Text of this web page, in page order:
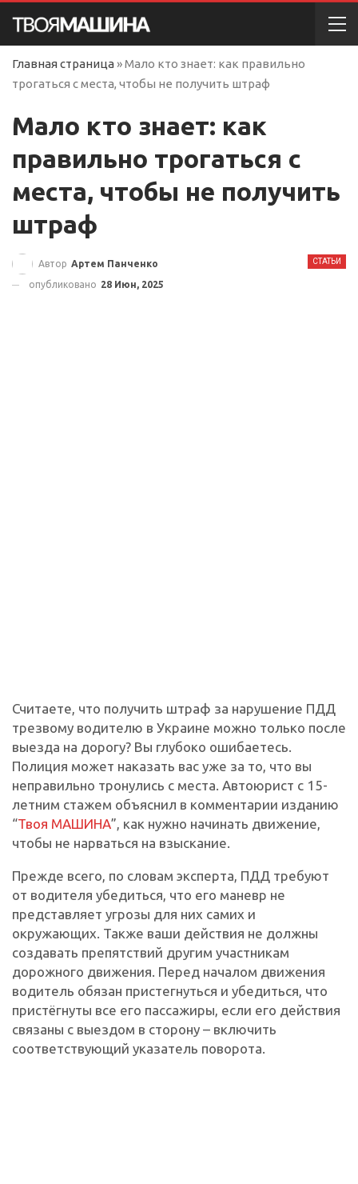
Главная страница »Мало кто знает: как правильно
трогаться с места, чтобы не получить штраф
Мало кто знает: как
правильно трогаться с
места, чтобы не получить
штраф
СТАТЬИ
Автор Артем Панченко
опубликовано 28 Июн, 2025
Считаете, что получить штраф за нарушение ПДД
трезвому водителю в Украине можно только после
выезда на дорогу? Вы глубоко ошибаетесь.
Полиция может наказать вас уже за то, что вы
неправильно тронулись с места. Автоюрист с 15-
летним стажем объяснил в комментарии изданию
“Твоя МАШИНА”, как нужно начинать движение,
чтобы не нарваться на взыскание.
Прежде всего, по словам эксперта, ПДД требуют
от водителя убедиться, что его маневр не
представляет угрозы для них самих и
окружающих. Также ваши действия не должны
создавать препятствий другим участникам
дорожного движения. Перед началом движения
водитель обязан пристегнуться и убедиться, что
пристёгнуты все его пассажиры, если его действия
связаны с выездом в сторону – включить
соответствующий указатель поворота.